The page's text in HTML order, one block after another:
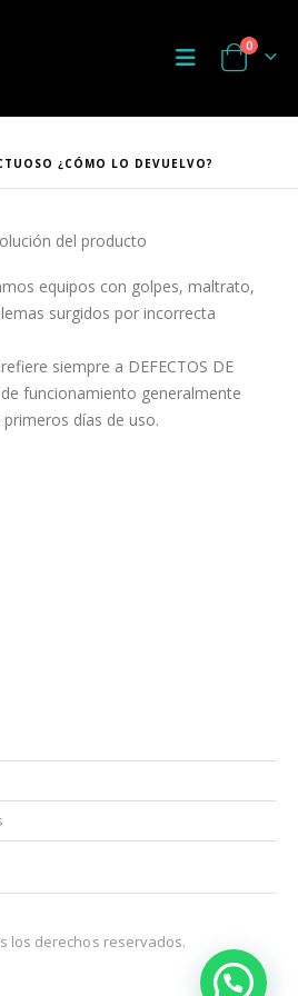
0
¿CÓMO LO DEVUELVO?
del producto
equipos con golpes, maltrato,
surgidos por incorrecta
siempre a DEFECTOS DE
funcionamiento generalmente
días de uso.
los derechos reservados.